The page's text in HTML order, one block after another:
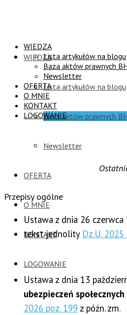
WIEDZA
Lista artykułów na blogu
Baza aktów prawnych
Newsletter
OFERTA
O MNIE
KONTAKT
LOGOWANIE
WIEDZA
Lista artykułów na blogu
Baza aktów prawnych
Newsletter
OFERTA
O MNIE
KONTAKT
LOGOWANIE
Przepisy ogólne
Ustawa z dnia 26 czerwca
tekst jednolity Dz.U. 2025
Ustawa z dnia 13
ubezpieczeń społecznych
2026 poz. 199 z późn. zm.